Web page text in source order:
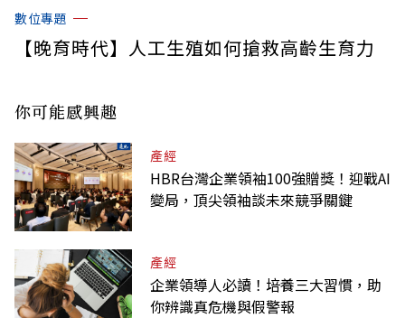
數位專題
【晚育時代】人工生殖如何搶救高齡生育力
你可能感興趣
產經
HBR台灣企業領袖100強贈獎！迎戰AI
變局，頂尖領袖談未來競爭關鍵
產經
企業領導人必讀！培養三大習慣，助
你辨識真危機與假警報